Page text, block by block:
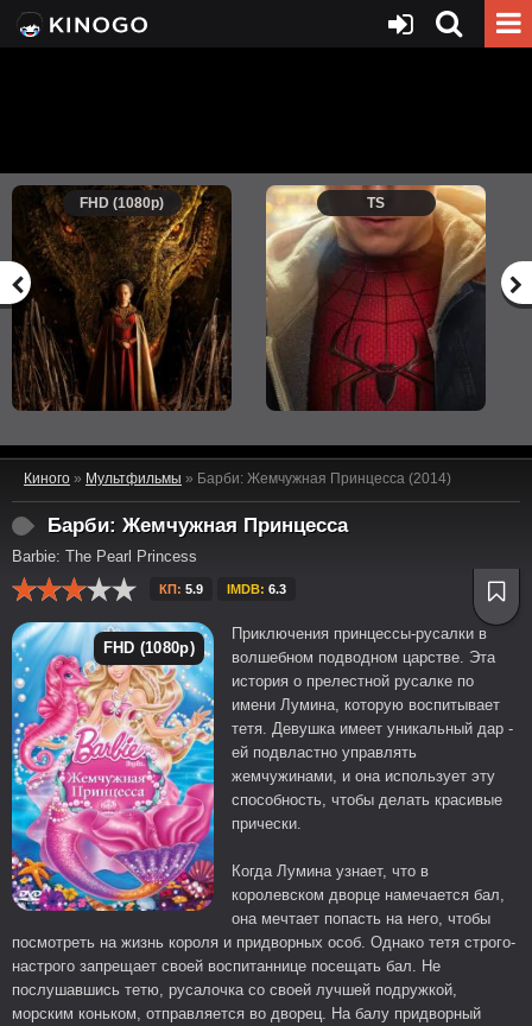
FHD (1080p) TS
Киного » Мультфильмы » Барби: Жемчужная Принцесса (2014)
Барби: Жемчужная Принцесса
Barbie: The Pearl Princess
КП: 5.9 IMDB: 6.3
FHD (1080p)
Приключения принцессы-русалки в
волшебном подводном царстве. Эта
история о прелестной русалке по
имени Лумина, которую воспитывает
тетя. Девушка имеет уникальный дар -
ей подвластно управлять
жемчужинами, и она использует эту
способность, чтобы делать красивые
прически.
Когда Лумина узнает, что в
королевском дворце намечается бал,
она мечтает попасть на него, чтобы
посмотреть на жизнь короля и придворных особ. Однако тетя строго-
настрого запрещает своей воспитаннице посещать бал. Не
послушавшись тетю, русалочка со своей лучшей подружкой,
морским коньком, отправляется во дворец. На балу придворный